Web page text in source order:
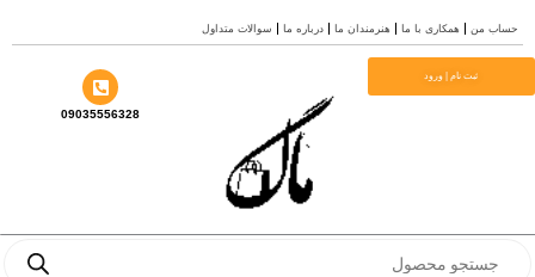
من همکاری با ما هنرمندان ما درباره ما سوالات متداول
ثبت نام | ورود
09035556328